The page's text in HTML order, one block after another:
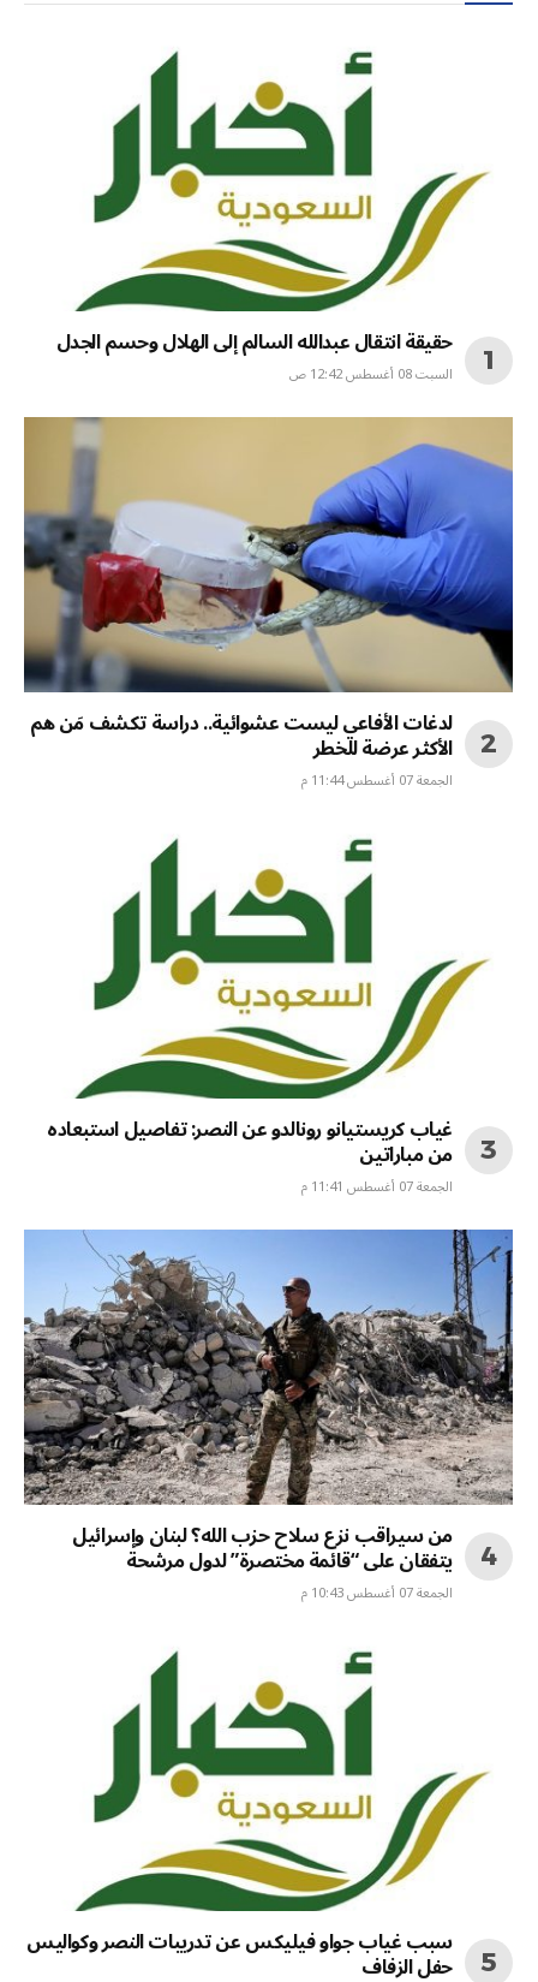
حقيقة انتقال عبدالله السالم إلى الهلال وحسم الجدل
السبت 08 أغسطس 12:42 ص
لدغات الأفاعي ليست عشوائية.. دراسة تكشف مَن هم
الأكثر عرضة للخطر
الجمعة 07 أغسطس 11:44 م
غياب كريستيانو رونالدو عن النصر: تفاصيل استبعاده
من مباراتين
الجمعة 07 أغسطس 11:41 م
من سيراقب نزع سلاح حزب الله؟ لبنان وإسرائيل
يتفقان على “قائمة مختصرة” لدول مرشحة
الجمعة 07 أغسطس 10:43 م
سبب غياب جواو فيليكس عن تدريبات النصر وكواليس
حفل الزفاف